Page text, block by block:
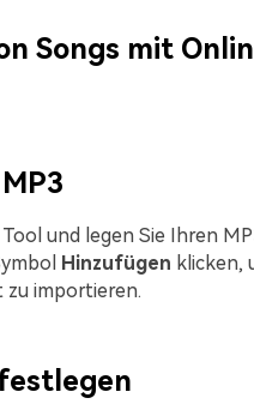
Songs mit
und legen Sie Ihren
Hinzufügen klicken,
importieren.